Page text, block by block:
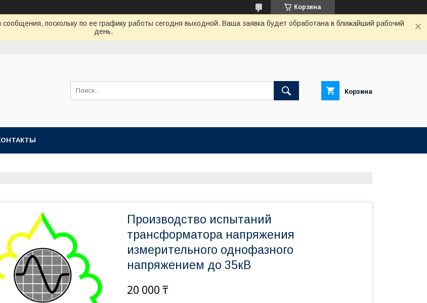
Корзина
поскольку по ее графику работы сегодня выходной. Ваша заявка будет обработана в ближайший рабочий
день.
Корзина
Производство испытаний
трансформатора напряжения
измерительного однофазного
напряжением до 35кВ
20 000 ₸